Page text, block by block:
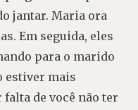
jantar. Maria ora
Em seguida, eles
para o marido
estiver mais
de você não ter